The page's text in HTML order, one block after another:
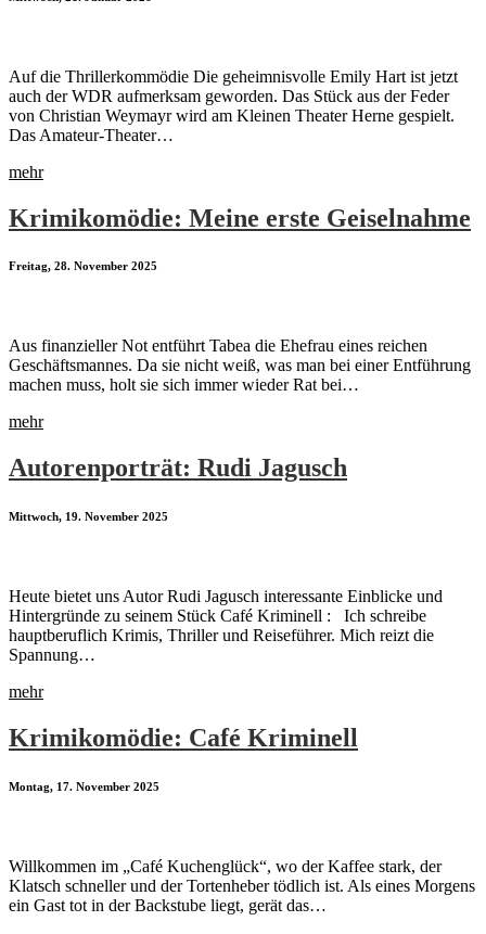
Auf die Thrillerkommödie Die geheimnisvolle Emily Hart ist jetzt
auch der WDR aufmerksam geworden. Das Stück aus der Feder
von Christian Weymayr wird am Kleinen Theater Herne gespielt.
Das Amateur-Theater…
mehr
Krimikomödie: Meine erste Geiselnahme
Freitag, 28. November 2025
Aus finanzieller Not entführt Tabea die Ehefrau eines reichen
Geschäftsmannes. Da sie nicht weiß, was man bei einer Entführung
machen muss, holt sie sich immer wieder Rat bei…
mehr
Autorenporträt: Rudi Jagusch
Mittwoch, 19. November 2025
Heute bietet uns Autor Rudi Jagusch interessante Einblicke und
Hintergründe zu seinem Stück Café Kriminell : Ich schreibe
hauptberuflich Krimis, Thriller und Reiseführer. Mich reizt die
Spannung…
mehr
Krimikomödie: Café Kriminell
Montag, 17. November 2025
Willkommen im „Café Kuchenglück“, wo der Kaffee stark, der
Klatsch schneller und der Tortenheber tödlich ist. Als eines Morgens
ein Gast tot in der Backstube liegt, gerät das…